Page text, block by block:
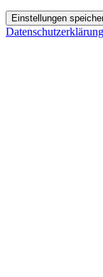
Einstellungen
Datenschutzerklärung